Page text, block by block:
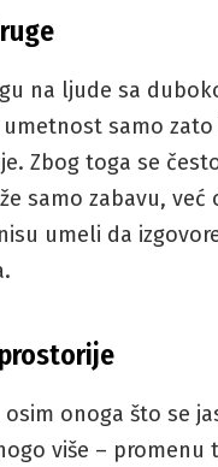
na ljude sa
samo
Zbog toga se
samo zabavu, već
umeli da
onoga što se
više – promenu